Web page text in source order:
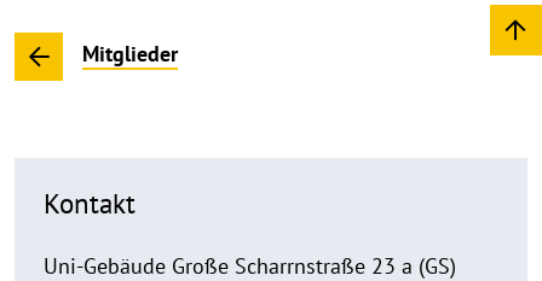
Mitglieder
Kontakt
Uni-Gebäude Große Scharrnstraße 23 a (GS)